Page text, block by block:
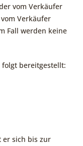
vom Verkäufer
Verkäufer
Fall werden keine
bereitgestellt:
er sich bis zur